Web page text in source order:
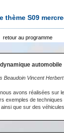
thème S09
retour au programme
automobile
Vincent
avons réalisées sur
exemples de
que sur des